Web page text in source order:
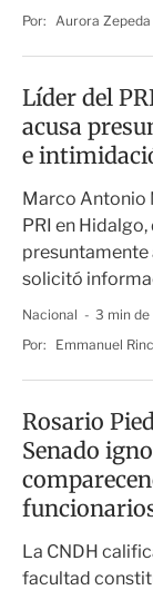
Por: Aurora Zepeda
Líder del
acusa
e
Marco Antonio
PRI en
presuntamente
solicitó
Nacional
3 min
Por:
Emmanuel
Rosario
Senado
rechazan
La CNDH
facultad